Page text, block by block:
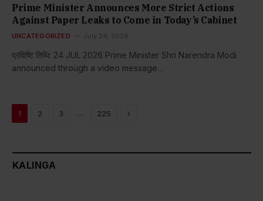
Prime Minister Announces More Strict Actions
Against Paper Leaks to Come in Today’s Cabinet
UNCATEGORIZED July 24, 2026
प्रविष्टि तिथि: 24 JUL 2026 Prime Minister Shri Narendra Modi
announced through a video message…
1 2 3 … 225 Next
KALINGA